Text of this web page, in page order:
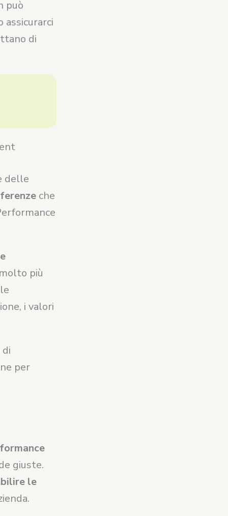
può
assicurarci
di
delle
che
più
i valori
per
giuste.
le